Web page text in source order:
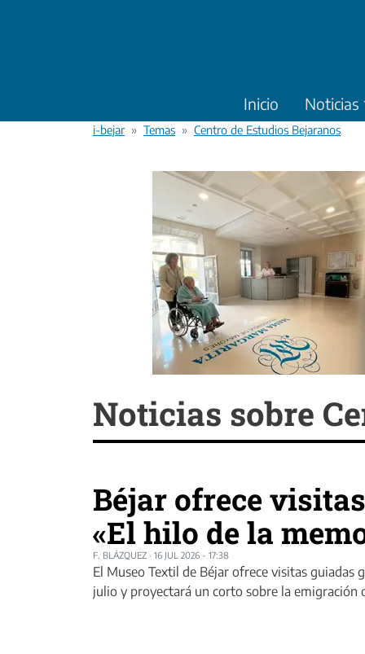
Inicio Noticias
i-bejar Temas Centro de Estudios Bejaranos
Noticias sobre
Béjar ofrece
«El hilo de la
F. BLÁZQUEZ · 16 JUL 2026 - 17:38
El Museo Textil de Béjar ofrece visitas guiadas
julio y proyectará un corto sobre la emigración